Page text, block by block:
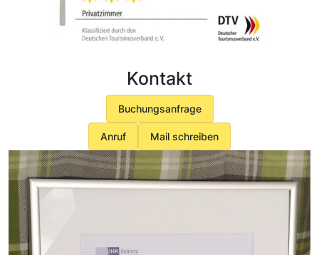
Kontakt
Buchungsanfrage
Anruf Mail schreiben